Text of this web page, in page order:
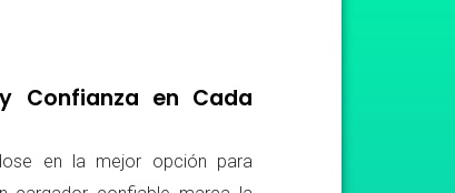
Confianza en Cada
en la mejor opción para